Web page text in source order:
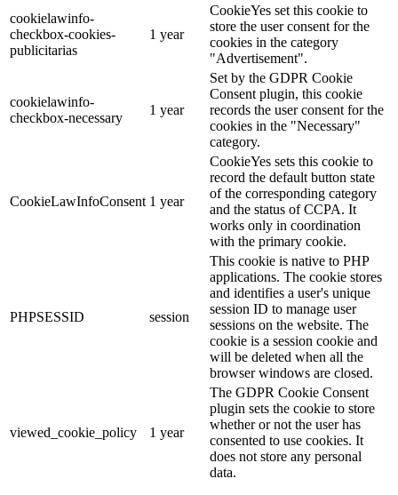
cookielawinfo-
checkbox-cookies-
publicitarias
1 year
CookieYes set this cookie to
store the user consent for the
cookies in the category
"Advertisement".
cookielawinfo-
checkbox-necessary
1 year
Set by the GDPR Cookie
Consent plugin, this cookie
records the user consent for the
cookies in the "Necessary"
category.
CookieLawInfoConsent 1 year
CookieYes sets this cookie to
record the default button state
of the corresponding category
and the status of CCPA. It
works only in coordination
with the primary cookie.
PHPSESSID session
This cookie is native to PHP
applications. The cookie stores
and identifies a user's unique
session ID to manage user
sessions on the website. The
cookie is a session cookie and
will be deleted when all the
browser windows are closed.
viewed_cookie_policy 1 year
The GDPR Cookie Consent
plugin sets the cookie to store
whether or not the user has
consented to use cookies. It
does not store any personal
data.